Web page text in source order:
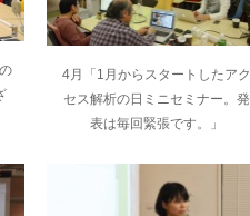
4月「1月からスタートしたアク
セス解析の日ミニセミナー。発
表は毎回緊張です。」